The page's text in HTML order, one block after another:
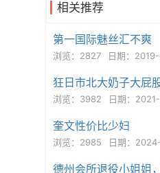
相关推荐
第一国际魅丝汇不爽
浏览：2827 日期：
狂日市北大奶子大屁
浏览：3982 日期：
奎文性价比少妇
浏览：2985 日期：
德州会所退役小姐姐